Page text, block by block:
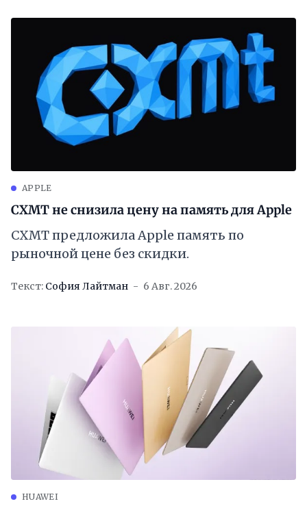
APPLE
CXMT не снизила цену на память для Apple
CXMT предложила Apple память по
рыночной цене без скидки.
Текст: София Лайтман 6 Авг. 2026
HUAWEI